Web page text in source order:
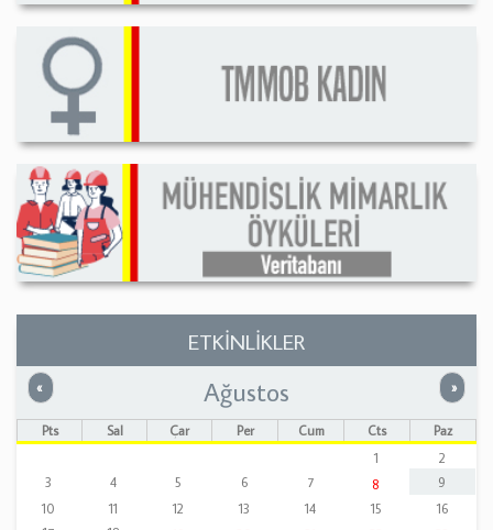
ETKİNLİKLER
« Önceki »
Ağustos
Pts Sal Çar Per Cum Cts
Paz
1
2
3
4 5 6 7 8
9
10
11 12 13 14 15
16